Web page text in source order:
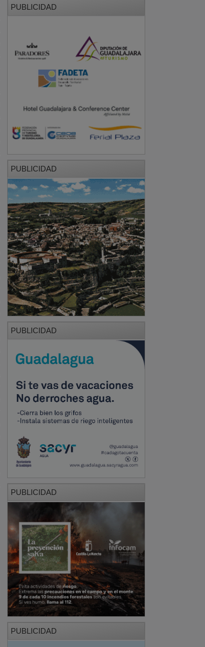
PUBLICIDAD
PUBLICIDAD
PUBLICIDAD
PUBLICIDAD
PUBLICIDAD